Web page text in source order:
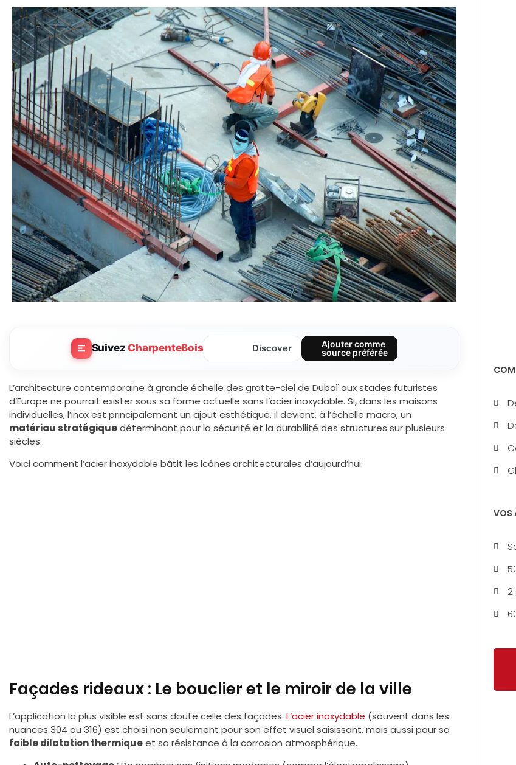
SuivezCharpenteBois Discover
Ajouter comme
source préférée
L’architecture contemporaine à grande échelle des gratte-ciel de Dubaï aux stades futuristes
d’Europe ne pourrait exister sous sa forme actuelle sans l’acier inoxydable. Si, dans les maisons
individuelles, l’inox est principalement un ajout esthétique, il devient, à l’échelle macro, un
matériau stratégiquedéterminant pour la sécurité et la durabilité des structures sur plusieurs
siècles.
Voici comment l’acier inoxydable bâtit les icônes architecturales d’aujourd’hui.
Façades rideaux : Le bouclier et le miroir de la ville
L’application la plus visible est sans doute celle des façades. L’acier inoxydable (souvent dans les
nuances 304 ou 316) est choisi non seulement pour son effet visuel saisissant, mais aussi pour sa
faible dilatation thermiqueet sa résistance à la corrosion atmosphérique.
VOS
2